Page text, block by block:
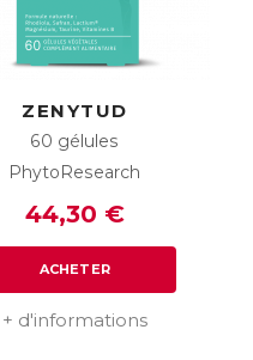
ZENYTUD
60 gélules
PhytoResearch
44,30 €
ACHETER
+ d'informations